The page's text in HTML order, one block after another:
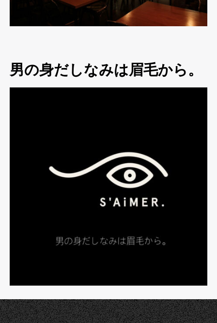
男の身だしなみは眉毛から。